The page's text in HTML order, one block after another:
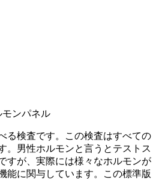
モンパネル
る検査です。この検査はすべての
。男性ホルモンと言うとテストス
すが、実際には様々なホルモンが
能に関与しています。この標準版